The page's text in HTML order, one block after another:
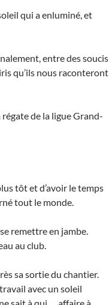
qui a enluminé, et
entre des soucis
qu’ils nous raconteront
régate de la ligue Grand-
tôt et d’avoir le temps
tout le monde.
remettre en jambe.
au club.
sa sortie du chantier.
avec un soleil